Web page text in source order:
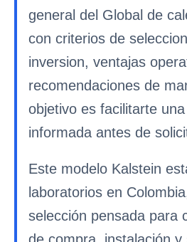
general del Global de
con criterios de
inversion, ventajas
recomendaciones de
objetivo es facilitarte
informada antes de
Este modelo Kalstein
laboratorios en
selección pensada para
de compra, instalación y